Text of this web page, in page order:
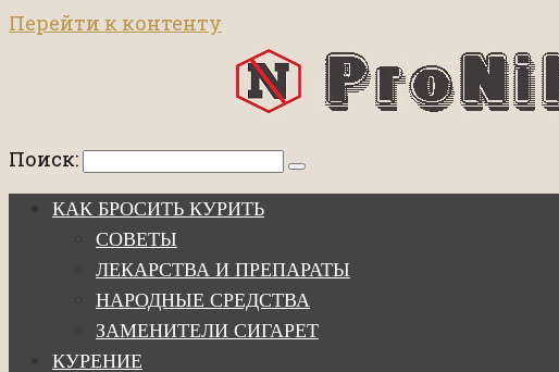
Перейти к контенту
Поиск:
КАК БРОСИТЬ КУРИТЬ
СОВЕТЫ
ЛЕКАРСТВА И ПРЕПАРАТЫ
НАРОДНЫЕ СРЕДСТВА
ЗАМЕНИТЕЛИ СИГАРЕТ
КУРЕНИЕ